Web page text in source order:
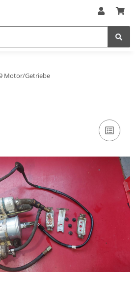
Motor/Getriebe